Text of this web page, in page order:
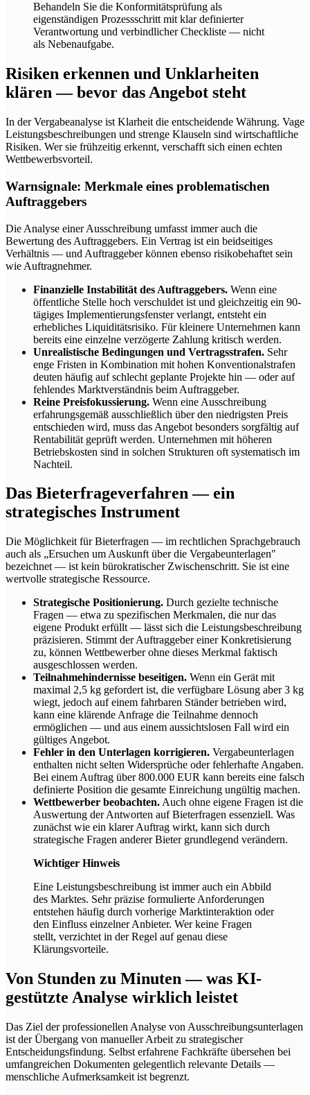
Behandeln Sie die Konformitätsprüfung als
eigenständigen Prozessschritt mit klar definierter
Verantwortung und verbindlicher Checkliste — nicht
als Nebenaufgabe.
Risiken erkennen und Unklarheiten
klären — bevor das Angebot steht
In der Vergabeanalyse ist Klarheit die entscheidende Währung. Vage
Leistungsbeschreibungen und strenge Klauseln sind wirtschaftliche
Risiken. Wer sie frühzeitig erkennt, verschafft sich einen echten
Wettbewerbsvorteil.
Warnsignale: Merkmale eines problematischen
Auftraggebers
Die Analyse einer Ausschreibung umfasst immer auch die
Bewertung des Auftraggebers. Ein Vertrag ist ein beidseitiges
Verhältnis — und Auftraggeber können ebenso risikobehaftet sein
wie Auftragnehmer.
Finanzielle Instabilität des Auftraggebers. Wenn eine
öffentliche Stelle hoch verschuldet ist und gleichzeitig ein 90-
tägiges Implementierungsfenster verlangt, entsteht ein
erhebliches Liquiditätsrisiko. Für kleinere Unternehmen kann
bereits eine einzelne verzögerte Zahlung kritisch werden.
Unrealistische Bedingungen und Vertragsstrafen. Sehr
enge Fristen in Kombination mit hohen Konventionalstrafen
deuten häufig auf schlecht geplante Projekte hin — oder auf
fehlendes Marktverständnis beim Auftraggeber.
Reine Preisfokussierung. Wenn eine Ausschreibung
erfahrungsgemäß ausschließlich über den niedrigsten Preis
entschieden wird, muss das Angebot besonders sorgfältig auf
Rentabilität geprüft werden. Unternehmen mit höheren
Betriebskosten sind in solchen Strukturen oft systematisch im
Nachteil.
Das Bieterfrageverfahren — ein
strategisches Instrument
Die Möglichkeit für Bieterfragen — im rechtlichen Sprachgebrauch
auch als „Ersuchen um Auskunft über die Vergabeunterlagen"
bezeichnet — ist kein bürokratischer Zwischenschritt. Sie ist eine
wertvolle strategische Ressource.
Strategische Positionierung. Durch gezielte technische
Fragen — etwa zu spezifischen Merkmalen, die nur das
eigene Produkt erfüllt — lässt sich die Leistungsbeschreibung
präzisieren. Stimmt der Auftraggeber einer Konkretisierung
zu, können Wettbewerber ohne dieses Merkmal faktisch
ausgeschlossen werden.
Teilnahmehindernisse beseitigen. Wenn ein Gerät mit
maximal 2,5 kg gefordert ist, die verfügbare Lösung aber 3 kg
wiegt, jedoch auf einem fahrbaren Ständer betrieben wird,
kann eine klärende Anfrage die Teilnahme dennoch
ermöglichen — und aus einem aussichtslosen Fall wird ein
gültiges Angebot.
Fehler in den Unterlagen korrigieren. Vergabeunterlagen
enthalten nicht selten Widersprüche oder fehlerhafte Angaben.
Bei einem Auftrag über 800.000 EUR kann bereits eine falsch
definierte Position die gesamte Einreichung ungültig machen.
Wettbewerber beobachten. Auch ohne eigene Fragen ist die
Auswertung der Antworten auf Bieterfragen essenziell. Was
zunächst wie ein klarer Auftrag wirkt, kann sich durch
strategische Fragen anderer Bieter grundlegend verändern.
Wichtiger Hinweis
Eine Leistungsbeschreibung ist immer auch ein Abbild
des Marktes. Sehr präzise formulierte Anforderungen
entstehen häufig durch vorherige Marktinteraktion oder
den Einfluss einzelner Anbieter. Wer keine Fragen
stellt, verzichtet in der Regel auf genau diese
Klärungsvorteile.
Von Stunden zu Minuten — was KI-
gestützte Analyse wirklich leistet
Das Ziel der professionellen Analyse von Ausschreibungsunterlagen
ist der Übergang von manueller Arbeit zu strategischer
Entscheidungsfindung. Selbst erfahrene Fachkräfte übersehen bei
umfangreichen Dokumenten gelegentlich relevante Details —
menschliche Aufmerksamkeit ist begrenzt.